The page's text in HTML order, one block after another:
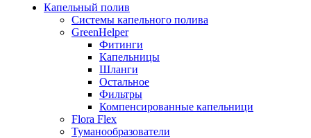
Капельный полив
Системы капельного полива
GreenHelper
Фитинги
Капельницы
Шланги
Остальное
Фильтры
Компенсированные капельници
Flora Flex
Туманообразователи